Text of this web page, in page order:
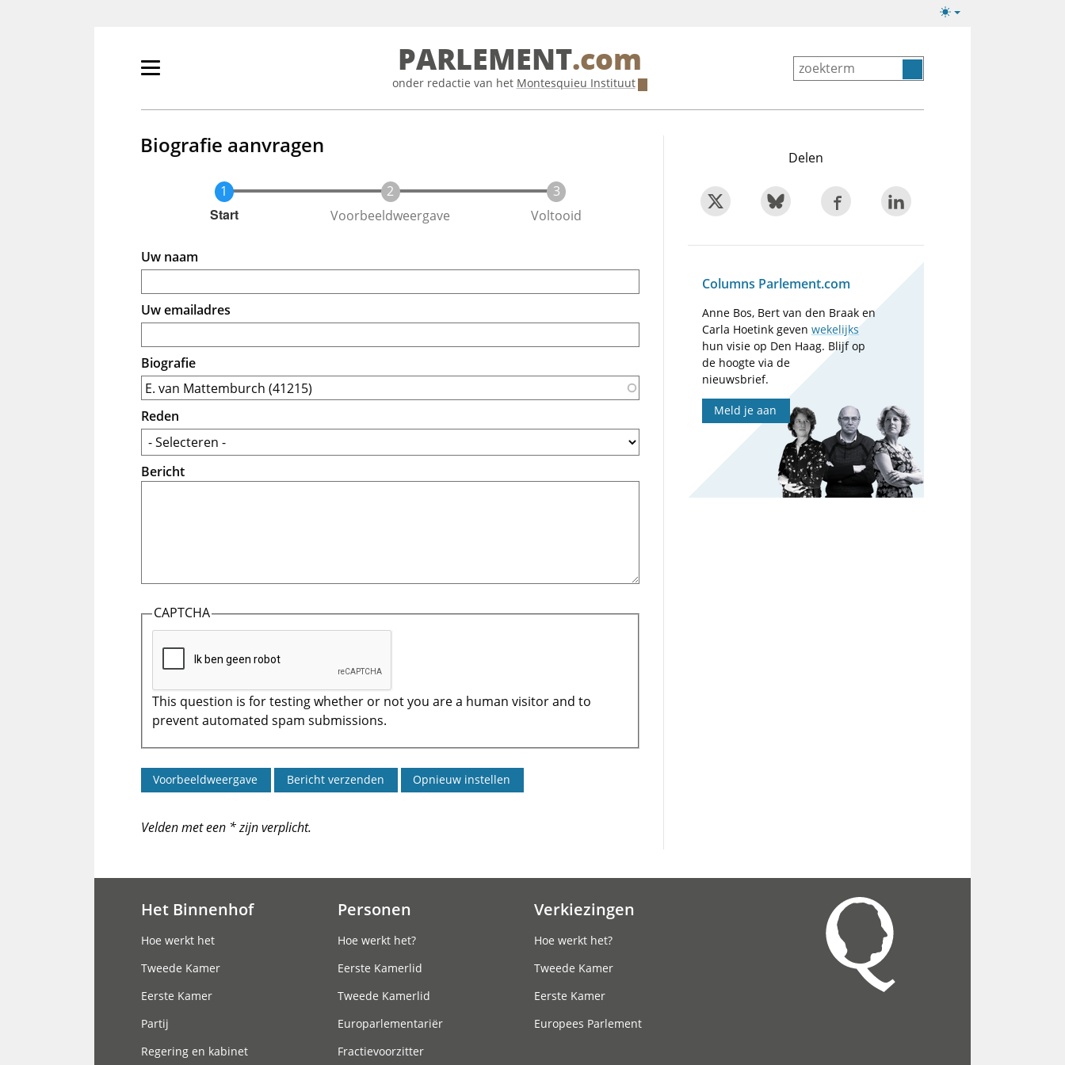
Lichte/donkere
Primair
tonen/verbergen
PARLEMENT.com
onder redactie van het Montesquieu Instituut
Biografie aanvragen
Huidige
Start Voorbeeldweergave Voltooid
Uw naam
Uw emailadres
Biografie
Reden
Bericht
CAPTCHA
This question is for testing whether or not you are a human visitor and to
prevent automated spam submissions.
Velden met een * zijn verplicht.
Delen
Columns Parlement.com
Anne Bos, Bert van den Braak en
Carla Hoetink gevenwekelijks
hun visie op Den Haag. Blijf op
de hoogte via de
nieuwsbrief.
Meld je aan
Het Binnenhof
Hoe werkt het
Tweede Kamer
Eerste Kamer
Partij
Regering en kabinet
Personen
Hoe werkt het?
Eerste Kamerlid
Tweede Kamerlid
Europarlementariër
Fractievoorzitter
Verkiezingen
Hoe werkt het?
Tweede Kamer
Eerste Kamer
Europees Parlement